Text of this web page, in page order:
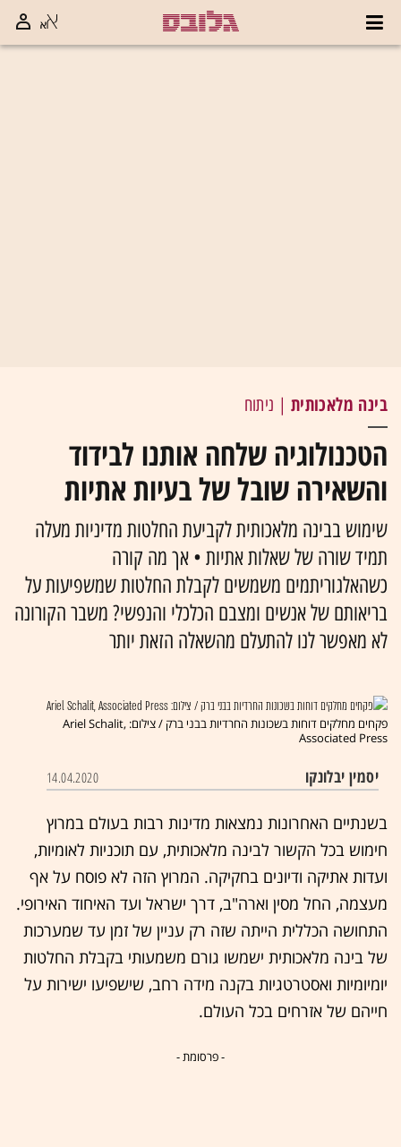
בינה מלאכותית | ניתוח
הטכנולוגיה שלחה אותנו לבידוד
והשאירה שובל של בעיות אתיות
שימוש בבינה מלאכותית לקביעת החלטות מדיניות מעלה
תמיד שורה של שאלות אתיות • אך מה קורה
כשהאלגוריתמים משמשים לקבלת החלטות שמשפיעות על
בריאותם של אנשים ומצבם הכלכלי והנפשי? משבר הקורונה
לא מאפשר לנו להתעלם מהשאלה הזאת יותר
פקחים מחלקים דוחות בשכונות החרדיות בבני ברק / צילום: Ariel Schalit,
Associated Press
יסמין יבלונקו 14.04.2020
בשנתיים האחרונות נמצאות מדינות רבות בעולם במרוץ
חימוש בכל הקשור לבינה מלאכותית, עם תוכניות לאומיות,
ועדות אתיקה ודיונים בחקיקה. המרוץ הזה לא פוסח על אף
מעצמה, החל מסין וארה"ב, דרך ישראל ועד האיחוד האירופי.
התחושה הכללית הייתה שזה רק עניין של זמן עד שמערכות
של בינה מלאכותית ישמשו גורם משמעותי בקבלת החלטות
יומיומיות ואסטרטגיות בקנה מידה רחב, שישפיעו ישירות על
חייהם של אזרחים בכל העולם.
- פרסומת -